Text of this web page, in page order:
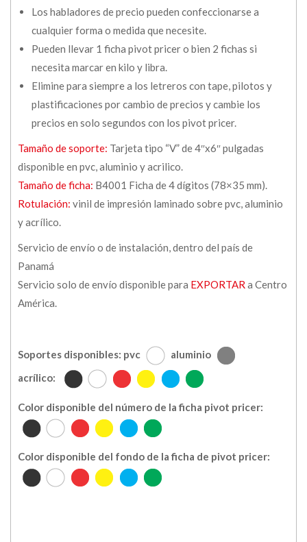
Los habladores de precio pueden confeccionarse a
cualquier forma o medida que necesite.
Pueden llevar 1 ficha pivot pricer o bien 2 fichas si
necesita marcar en kilo y libra.
Elimine para siempre a los letreros con tape, pilotos y
plastificaciones por cambio de precios y cambie los
precios en solo segundos con los pivot pricer.
Tamaño de soporte: Tarjeta tipo “V” de 4″x6″ pulgadas
disponible en pvc, aluminio y acrilico.
Tamaño de ficha: B4001 Ficha de 4 dígitos (78×35 mm).
Rotulación: vinil de impresión laminado sobre pvc, aluminio
y acrílico.
Servicio de envío o de instalación, dentro del país de
Panamá
Servicio solo de envío disponible para EXPORTAR a Centro
América.
Soportes disponibles: pvc
aluminio
acrílico:
Color disponible del número de la ficha pivot pricer:
Color disponible del fondo de la ficha de pivot pricer: